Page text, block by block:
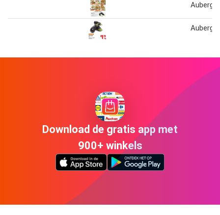
Download de gratis app met
900+ winkels